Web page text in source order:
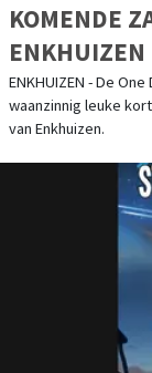
KOMENDE
ENKHUIZEN
ENKHUIZEN - De
waanzinnig leuke
van Enkhuizen.